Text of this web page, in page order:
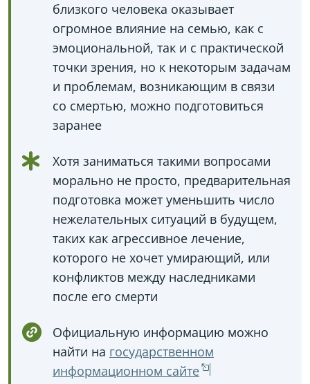
близкого человека оказывает
огромное влияние на семью, как с
эмоциональной, так и с практической
точки зрения, но к некоторым задачам
и проблемам, возникающим в связи
со смертью, можно подготовиться
заранее
Хотя заниматься такими вопросами
морально не просто, предварительная
подготовка может уменьшить число
нежелательных ситуаций в будущем,
таких как агрессивное лечение,
которого не хочет умирающий, или
конфликтов между наследниками
после его смерти
Официальную информацию можно
найти на государственном
информационном сайте